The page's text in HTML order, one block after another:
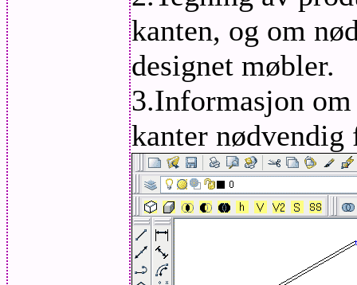
kanten, og om
designet møbler.
3.Informasjon
kanter